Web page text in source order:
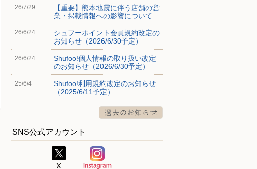
26/7/29
【重要】熊本地震に伴う店舗の営
業・掲載情報への影響について
26/6/24
シュフーポイント会員規約改定の
お知らせ（2026/6/30予定）
26/6/24
Shufoo!個人情報の取り扱い改定
のお知らせ（2026/6/30予定）
25/6/4
Shufoo!利用規約改定のお知らせ
（2025/6/11予定）
SNS公式アカウント